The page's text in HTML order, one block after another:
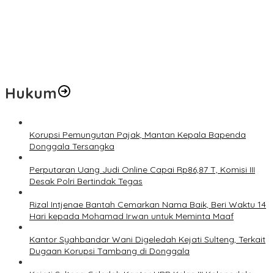
Hukum
Korupsi Pemungutan Pajak, Mantan Kepala Bapenda
Donggala Tersangka
Perputaran Uang Judi Online Capai Rp86,87 T, Komisi III
Desak Polri Bertindak Tegas
Rizal Intjenae Bantah Cemarkan Nama Baik, Beri Waktu 14
Hari kepada Mohamad Irwan untuk Meminta Maaf
Kantor Syahbandar Wani Digeledah Kejati Sulteng, Terkait
Dugaan Korupsi Tambang di Donggala